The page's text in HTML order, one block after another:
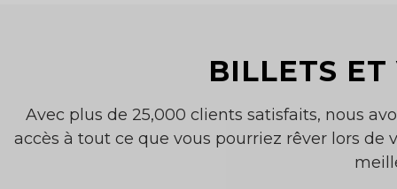
BILLETS ET
Avec plus de 25,000 clients satisfaits, nous
accès à tout ce que vous pourriez rêver lors